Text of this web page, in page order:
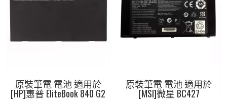
原裝筆電 電池 適用於
[HP]惠普 EliteBook 840 G2
原裝筆電 電池 適用於
[MSI]微星 BC427